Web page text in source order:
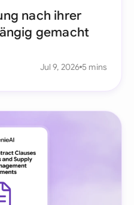
nach ihrer
gemacht
Jul 9, 2026 5 mins